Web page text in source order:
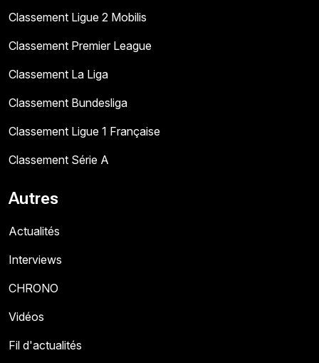
Classement Ligue 2 Mobilis
Classement Premier League
Classement La Liga
Classement Bundesliga
Classement Ligue 1 Française
Classement Série A
Autres
Actualités
Interviews
CHRONO
Vidéos
Fil d'actualités